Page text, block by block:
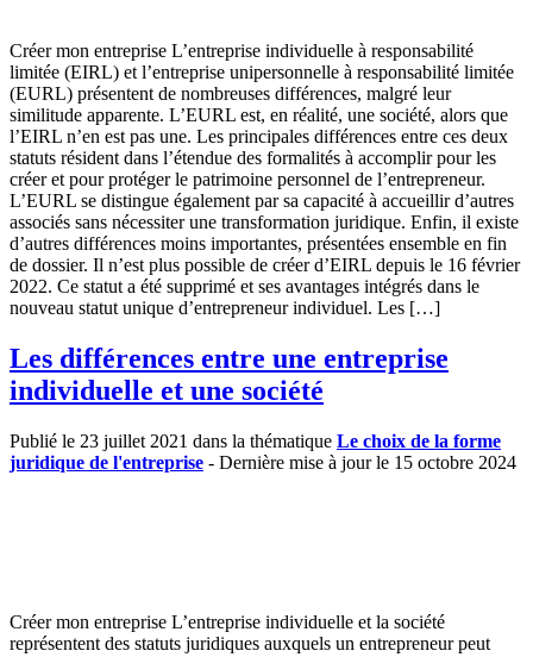
Créer mon entreprise L’entreprise individuelle à responsabilité
limitée (EIRL) et l’entreprise unipersonnelle à responsabilité limitée
(EURL) présentent de nombreuses différences, malgré leur
similitude apparente. L’EURL est, en réalité, une société, alors que
l’EIRL n’en est pas une. Les principales différences entre ces deux
statuts résident dans l’étendue des formalités à accomplir pour les
créer et pour protéger le patrimoine personnel de l’entrepreneur.
L’EURL se distingue également par sa capacité à accueillir d’autres
associés sans nécessiter une transformation juridique. Enfin, il existe
d’autres différences moins importantes, présentées ensemble en fin
de dossier. Il n’est plus possible de créer d’EIRL depuis le 16 février
2022. Ce statut a été supprimé et ses avantages intégrés dans le
nouveau statut unique d’entrepreneur individuel. Les […]
Les différences entre une entreprise
individuelle et une société
Publié le 23 juillet 2021 dans la thématique Le choix de la forme
juridique de l'entreprise - Dernière mise à jour le 15 octobre 2024
Créer mon entreprise L’entreprise individuelle et la société
représentent des statuts juridiques auxquels un entrepreneur peut